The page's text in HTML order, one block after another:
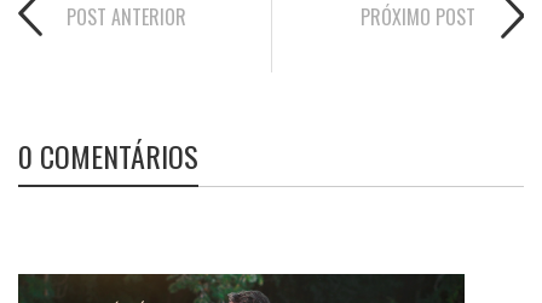
POST ANTERIOR PRÓXIMO POST
0 COMENTÁRIOS